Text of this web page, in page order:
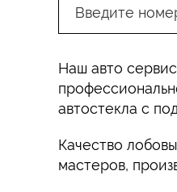
Наш авто
автостекла с
Качество
мастеров,